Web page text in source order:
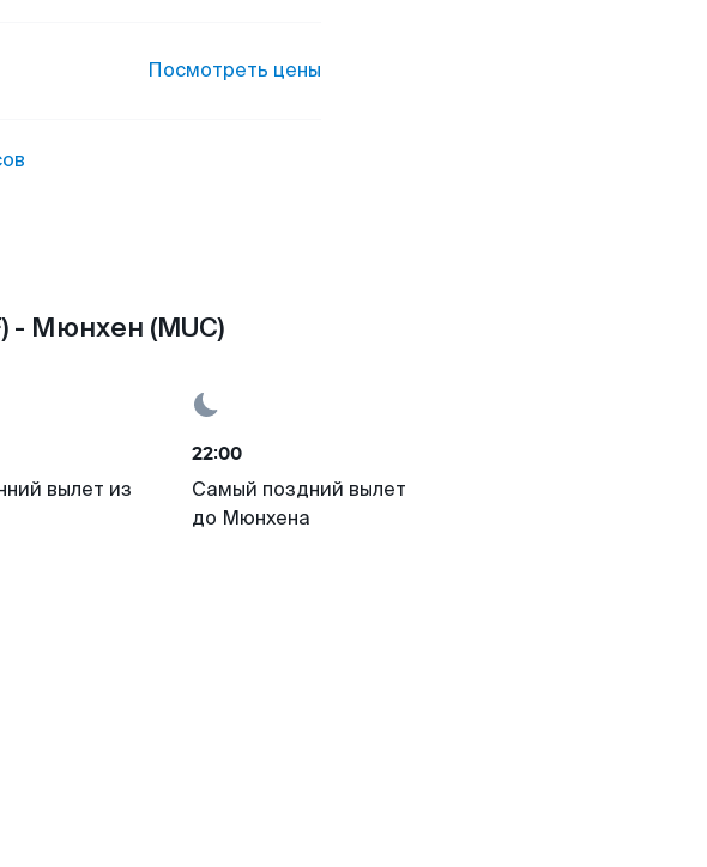
Посмотреть цены
- Мюнхен (MUC)
вылет из
22:00
Самый поздний вылет
до Мюнхена